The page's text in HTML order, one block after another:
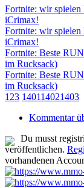
Fortnite: wir
iCrimax!
Fortnite: wir
iCrimax!
Fortnite: Beste
im Rucksack)
Fortnite: Beste
im Rucksack)
1 23 140114021403
Kommentar
Du musst
veröffentlichen.
vorhandenen